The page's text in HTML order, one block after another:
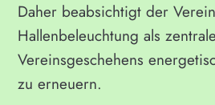
Daher beabsichtigt der
Hallenbeleuchtung als
Vereinsgeschehens
zu erneuern.